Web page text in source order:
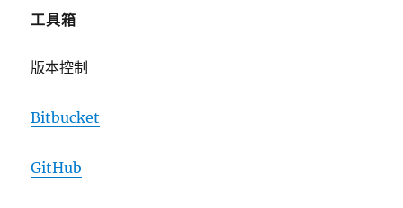
工具箱
版本控制
Bitbucket
GitHub